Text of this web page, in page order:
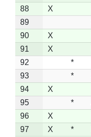
88
X
89
90
X
91
X
92
*
93
*
94
X
95
*
96
X
97
X *